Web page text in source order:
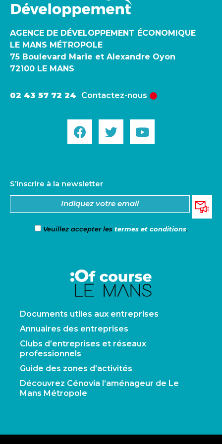
AGENCE DE DÉVELOPPEMENT ÉCONOMIQUE
LE MANS MÉTROPOLE
75 Boulevard Marie et Alexandre Oyon
72100 LE MANS
02 43 57 72 24 Contactez-nous
S’inscrire à la newsletter
Veuillez accepter les termes et conditions.
Documents utiles aux entreprises
Annuaires des entreprises
Clubs d’entreprises et réseaux
professionnels
Guide des zones d’activités
Découvrez Cénovia l’aménageur de Le
Mans Métropole